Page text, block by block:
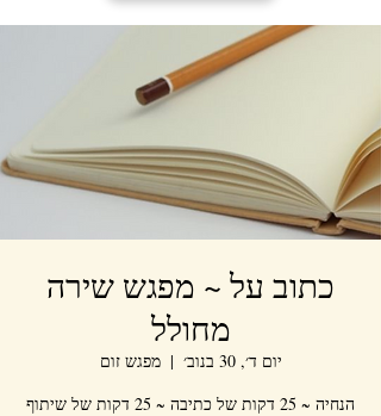
כתוב על ~ מפגש שירה
מחולל
יום ד׳, 30 בנוב׳
  |
מפגש זום
הנחיה ~ 25 דקות של כתיבה ~ 25 דקות של שיתוף